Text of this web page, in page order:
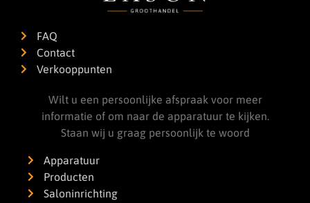
FAQ
Contact
Verkooppunten
Wilt u een persoonlijke afspraak voor meer
informatie of om naar de apparatuur te kijken.
Staan wij u graag persoonlijk te woord
Apparatuur
Producten
Saloninrichting